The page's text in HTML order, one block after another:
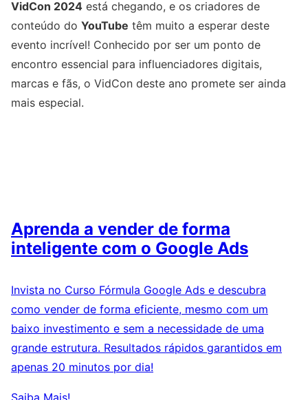
VidCon 2024 está chegando, e os criadores de
conteúdo do YouTube têm muito a esperar deste
evento incrível! Conhecido por ser um ponto de
encontro essencial para influenciadores digitais,
marcas e fãs, o VidCon deste ano promete ser ainda
mais especial.
Aprenda a vender de forma
inteligente com o Google Ads
Invista no Curso Fórmula Google Ads e descubra
como vender de forma eficiente, mesmo com um
baixo investimento e sem a necessidade de uma
grande estrutura. Resultados rápidos garantidos em
apenas 20 minutos por dia!
Saiba Mais!